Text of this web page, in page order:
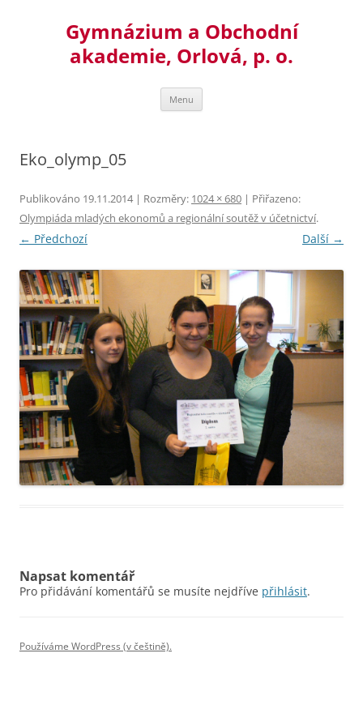
Gymnázium a Obchodní
akademie, Orlová, p. o.
Menu
Eko_olymp_05
Publikováno 19.11.2014| Rozměry: 1024 × 680 | Přiřazeno:
Olympiáda mladých ekonomů a regionální soutěž v účetnictví.
← Předchozí Další →
Napsat komentář
Pro přidávání komentářů se musíte nejdříve přihlásit.
Používáme WordPress (v češtině).